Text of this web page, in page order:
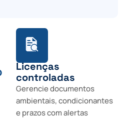
Licenças
controladas
Gerencie documentos
ambientais, condicionantes
e prazos com alertas